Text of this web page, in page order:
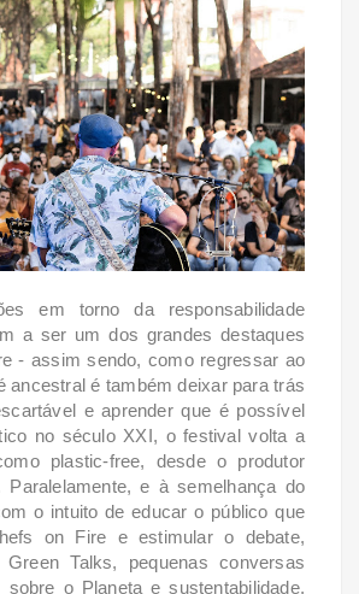
em torno da responsabilidade
a ser um dos grandesdestaques
- assim sendo, como regressar ao
ancestral é também deixar para trás
e aprender que é possível
no século XXI, o festival volta a
plastic-free, desde o produtor
Paralelamente, e à semelhança do
o intuito de educar o público que
on Fire e estimular o debate,
Talks, pequenas conversas
sobre o Planeta e sustentabilidade,